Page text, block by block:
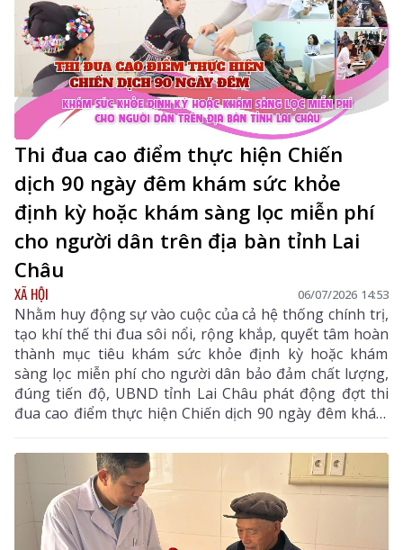
Thi đua cao điểm thực hiện Chiến
dịch 90 ngày đêm khám sức khỏe
định kỳ hoặc khám sàng lọc miễn phí
cho người dân trên địa bàn tỉnh Lai
Châu
XÃ HỘI 06/07/2026 14:53
Nhằm huy động sự vào cuộc của cả hệ thống chính trị,
tạo khí thế thi đua sôi nổi, rộng khắp, quyết tâm hoàn
thành mục tiêu khám sức khỏe định kỳ hoặc khám
sàng lọc miễn phí cho người dân bảo đảm chất lượng,
đúng tiến độ, UBND tỉnh Lai Châu phát động đợt thi
đua cao điểm thực hiện Chiến dịch 90 ngày đêm khám
sức khỏe định kỳ hoặc khám sàng lọc miễn phí cho
người dân trên địa bàn tỉnh từ ngày 1/7 đến